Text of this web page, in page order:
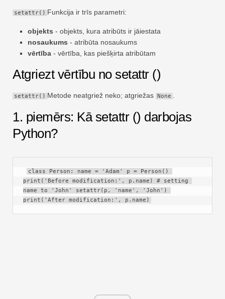
setattr() Funkcija ir trīs parametri:
objekts - objekts, kura atribūts ir jāiestata
nosaukums - atribūta nosaukums
vērtība - vērtība, kas piešķirta atribūtam
Atgriezt vērtību no setattr ()
setattr() Metode neatgriež neko; atgriežas None
1. piemērs: Kā setattr () darbojas
Python?
class Person: name = 'Adam' p = Person()
print('Before modification:', p.name) # setting
name to 'John' setattr(p, 'name', 'John')
print('After modification:', p.name)